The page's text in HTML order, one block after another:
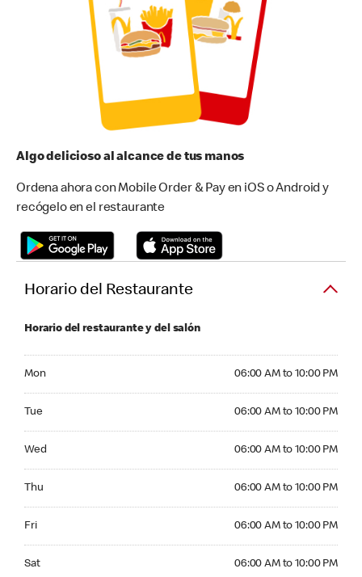
Algo delicioso al alcance de tus manos
Ordena ahora con Mobile Order & Pay en iOS o Android y
recógelo en el restaurante
Horario del Restaurante
Horario del restaurante y del salón
Mon 06:00 AM to 10:00 PM
Tue 06:00 AM to 10:00 PM
Wed 06:00 AM to 10:00 PM
Thu 06:00 AM to 10:00 PM
Fri 06:00 AM to 10:00 PM
Sat 06:00 AM to 10:00 PM